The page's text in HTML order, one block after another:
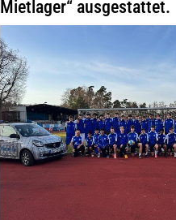
Mietlager“ ausgestattet.